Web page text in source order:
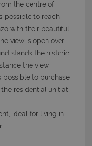
the centre of
possible to reach
with their beautiful
view is open over
stands the historic
the view
possible to purchase
residential unit at
ideal for living in